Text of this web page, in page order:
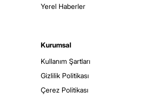
Yerel Haberler
Kurumsal
Kullanım Şartları
Gizlilik Politikası
Çerez Politikası